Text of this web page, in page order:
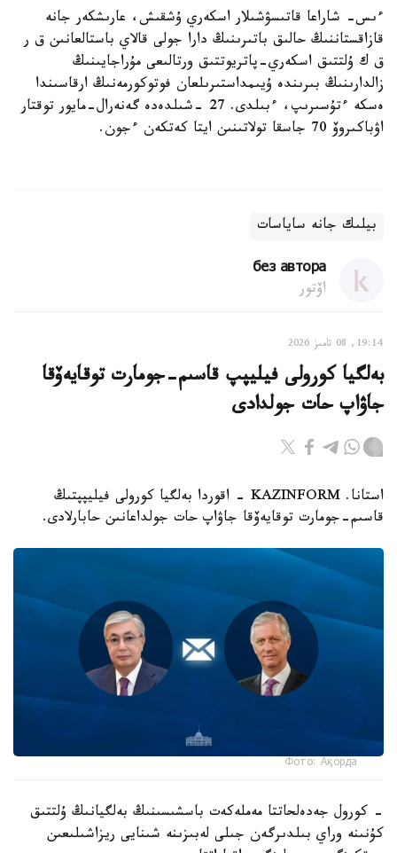
ءىس- شاراعا قاتىسۋشىلار اسكەري ۇشقىش، عارىشكەر جانە
قازاقستاننىڭ حالىق باتىرىنىڭ دارا جولى قالاي باستالعانىن ق ر
ق ك ۇلتتىق اسكەري-پاتريوتتىق ورتالىعى مۇراجايىنىڭ
زالدارىنىڭ بىرىندە ۇيىمداستىرىلعان فوتوكورمەنىڭ ارقاسىندا
ەسكە ءتۇسىرىپ، ءبىلدى. 27 -شىلدەدە گەنەرال-مايور توقتار
اۋباكىروۆ 70 جاسقا تولاتىنىن ايتا كەتكەن ءجون.
بيلىك جانە ساياسات
без автора
اۆتور
19:14, 08 تامىز 2026
بەلگيا كورولى فيليپپ قاسىم-جومارت توقايەۆقا
جاۋاپ حات جولدادى
استانا. KAZINFORM - اقوردا بەلگيا كورولى فيليپپتىڭ
قاسىم-جومارت توقايەۆقا جاۋاپ حات جولداعانىن حابارلادى.
Фото: Ақорда
- كورول جەدەلحاتتا مەملەكەت باسشىسىنىڭ بەلگيانىڭ ۇلتتىق
كۇنىنە وراي بىلدىرگەن جىلى لەبىزىنە شىنايى ريزاشىلىعىن